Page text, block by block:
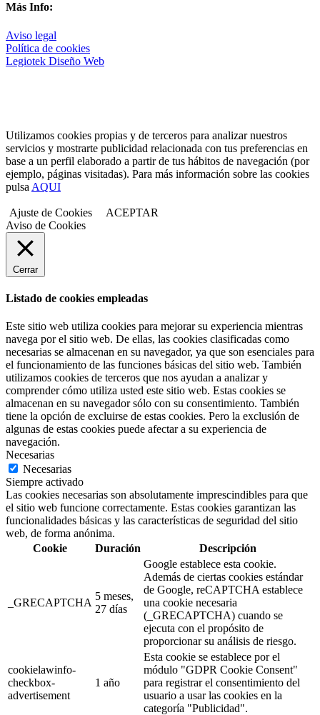
Más Info:
Aviso legal
Política de cookies
Legiotek Diseño Web
Utilizamos cookies propias y de terceros para analizar nuestros
servicios y mostrarte publicidad relacionada con tus preferencias en
base a un perfil elaborado a partir de tus hábitos de navegación (por
ejemplo, páginas visitadas). Para más información sobre las cookies
pulsa AQUI
Ajuste de Cookies
ACEPTAR
Aviso de Cookies
Cerrar
Listado de cookies empleadas
Este sitio web utiliza cookies para mejorar su experiencia mientras
navega por el sitio web. De ellas, las cookies clasificadas como
necesarias se almacenan en su navegador, ya que son esenciales para
el funcionamiento de las funciones básicas del sitio web. También
utilizamos cookies de terceros que nos ayudan a analizar y
comprender cómo utiliza usted este sitio web. Estas cookies se
almacenan en su navegador sólo con su consentimiento. También
tiene la opción de excluirse de estas cookies. Pero la exclusión de
algunas de estas cookies puede afectar a su experiencia de
navegación.
Necesarias
Necesarias
Siempre activado
Las cookies necesarias son absolutamente imprescindibles para que
el sitio web funcione correctamente. Estas cookies garantizan las
funcionalidades básicas y las características de seguridad del sitio
web, de forma anónima.
Cookie
Duración Descripción
_GRECAPTCHA
5 meses,
27 días
Google establece esta cookie.
Además de ciertas cookies estándar
de Google, reCAPTCHA establece
una cookie necesaria
(_GRECAPTCHA) cuando se
ejecuta con el propósito de
proporcionar su análisis de riesgo.
cookielawinfo-
checkbox-
advertisement
1 año
Esta cookie se establece por el
módulo "GDPR Cookie Consent"
para registrar el consentimiento del
usuario a usar las cookies en la
categoría "Publicidad".